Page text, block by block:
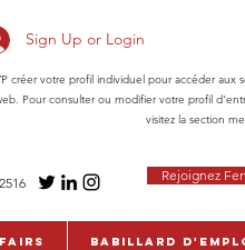
Sign Up or Login
créer votre profil individuel pour accéder aux
Pour consulter ou modifier votre profil
visitez la section
Rejoignez
Babillard